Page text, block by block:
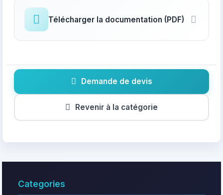
Télécharger la documentation (PDF)
Demande de devis
Revenir à la catégorie
Categories